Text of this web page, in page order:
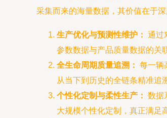
采集而来的海量数据，其价值在于
生产优化与预测性维护： 通过
参数数据与产品质量数据的关
全生命周期质量追溯： 每一辆
从当下到历史的全链条精准追
个性化定制与柔性生产： 数据
大规模个性化定制，真正满足